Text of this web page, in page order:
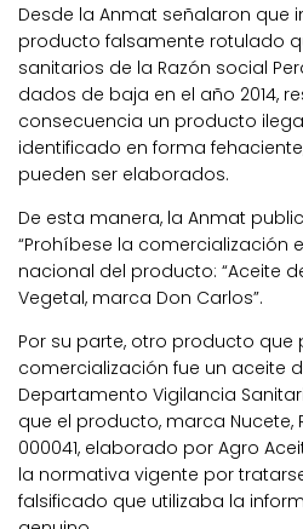
Desde la Anmat señalaron que
producto falsamente rotulado
sanitarios de la Razón social
dados de baja en el año 2014,
consecuencia un producto
identificado en forma
pueden ser elaborados.
De esta manera, la Anmat
“Prohíbese la comercialización
nacional del producto: “Aceite
Vegetal, marca Don Carlos”.
Por su parte, otro producto que
comercialización fue un aceite
Departamento Vigilancia
que el producto, marca Nucete,
000041, elaborado por Agro
la normativa vigente por
falsificado que utilizaba la